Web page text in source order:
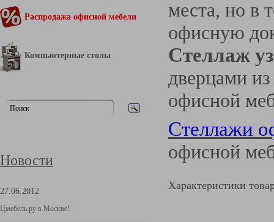
Распродажа офисной мебели
Компьютерные столы
Новости
27.06.2012
Цмебель.ру в Москве!
места, но в
офисную
Стеллаж
дверцами
офисной
Стеллажи
офисной
Характеристики